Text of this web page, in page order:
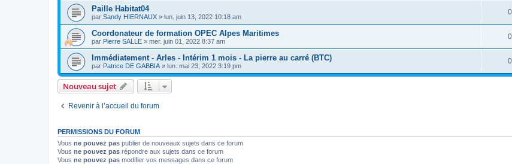
Paille Habitat04
par Sandy HIERNAUX » lun. juin 13, 2022 10:18 am
0
Coordonateur de formation OPEC Alpes Maritimes
par Pierre SALLE » mer. juin 01, 2022 8:37 am
0
Immédiatement - Arles - Intérim 1 mois - La pierre au carré (BTC)
par Patrice DE GABBIA » lun. mai 23, 2022 3:19 pm
0
Nouveau sujet
Revenir à l’accueil du forum
PERMISSIONS DU FORUM
Vous ne pouvez pas publier de nouveaux sujets dans ce forum
Vous ne pouvez pas répondre aux sujets dans ce forum
Vous ne pouvez pas modifier vos messages dans ce forum